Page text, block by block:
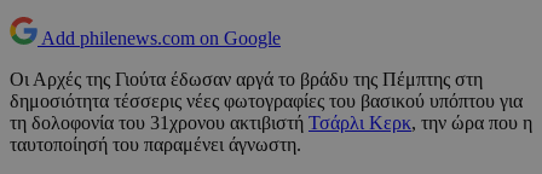
Add philenews.com on Google
Οι Αρχές της Γιούτα έδωσαν αργά το βράδυ της Πέμπτης στη
δημοσιότητα τέσσερις νέες φωτογραφίες του βασικού υπόπτου για
τη δολοφονία του 31χρονου ακτιβιστή Τσάρλι Κερκ, την ώρα που η
ταυτοποίησή του παραμένει άγνωστη.